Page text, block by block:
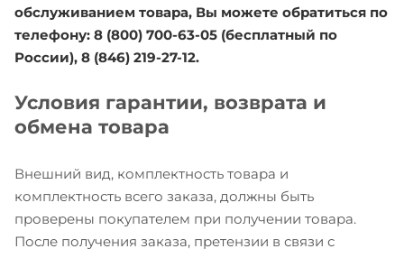
обслуживанием товара, Вы можете обратиться по
телефону: 8 (800) 700-63-05 (бесплатный по
России), 8 (846) 219-27-12.
Условия гарантии, возврата и
обмена товара
Внешний вид, комплектность товара и
комплектность всего заказа, должны быть
проверены покупателем при получении товара.
После получения заказа, претензии в связи с